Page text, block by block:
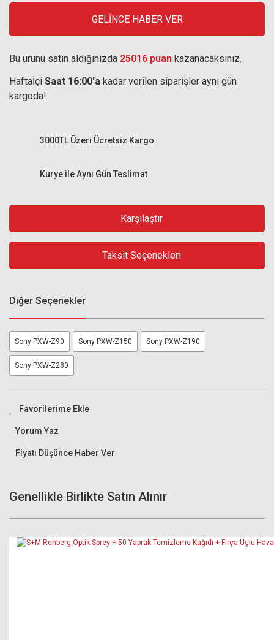
GELİNCE HABER VER
Bu ürünü satın aldığınızda 25016 puan kazanacaksınız.
Haftaİçi Saat 16:00'a kadar verilen siparişler aynı gün
kargoda!
Kurye ile Aynı Gün Teslimat
3000TL Üzeri Ücretsiz Kargo
Karşılaştır
Taksit Seçenekleri
Diğer Seçenekler
Sony PXW-Z90 Sony PXW-Z150 Sony PXW-Z190
Sony PXW-Z280
Yorum Yaz
Fiyatı Düşünce Haber Ver
Genellikle Birlikte Satın Alınır